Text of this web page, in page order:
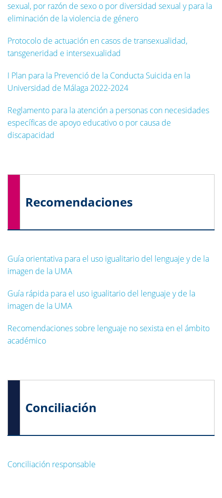
sexual, por razón de sexo o por diversidad sexual y para la
eliminación de la violencia de género
Protocolo de actuación en casos de transexualidad,
tansgeneridad e intersexualidad
I Plan para la Prevenció de la Conducta Suicida en la
Universidad de Málaga 2022-2024
Reglamento para la atención a personas con necesidades
específicas de apoyo educativo o por causa de
discapacidad
Recomendaciones
Guía orientativa para el uso igualitario del lenguaje y de la
imagen de la UMA
Guía rápida para el uso igualitario del lenguaje y de la
imagen de la UMA
Recomendaciones sobre lenguaje no sexista en el ámbito
académico
Conciliación
Conciliación responsable